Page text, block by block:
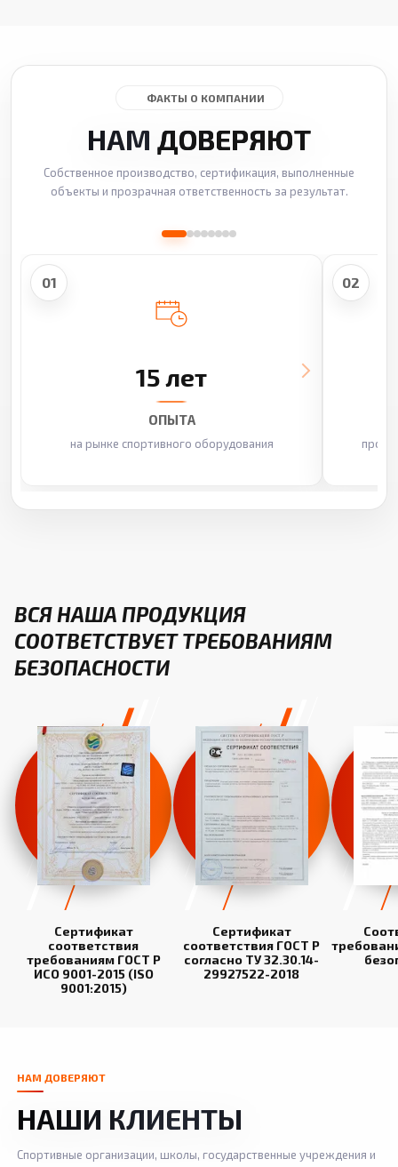
ФАКТЫ О КОМПАНИИ
НАМ ДОВЕРЯЮТ
Собственное производство, сертификация, выполненные
объекты и прозрачная ответственность за результат.
01
15 лет
ОПЫТА
на рынке спортивного оборудования
02
ВСЯ НАША ПРОДУКЦИЯ
СООТВЕТСТВУЕТ ТРЕБОВАНИЯМ
БЕЗОПАСНОСТИ
Сертификат
соответствия
требованиям ГОСТ Р
ИСО 9001-2015 (ISO
9001:2015)
Сертификат
соответствия ГОСТ Р
согласно ТУ 32.30.14-
29927522-2018
НАМ ДОВЕРЯЮТ
НАШИ КЛИЕНТЫ
Спортивные организации, школы, государственные учреждения и